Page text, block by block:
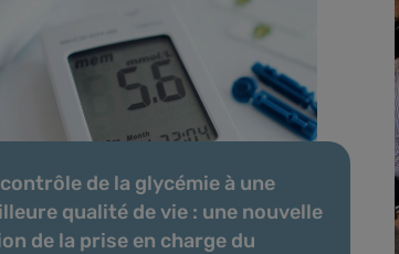
de la glycémie à une
qualité de vie : une nouvelle
de la prise en charge du